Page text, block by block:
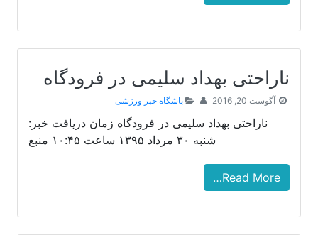
ناراحتی بهداد سلیمی در فرودگاه
آگوست 20, 2016 باشگاه خبر ورزشی
ناراحتی بهداد سلیمی در فرودگاه زمان دریافت خبر:
شنبه ۳۰ مرداد ۱۳۹۵ ساعت ۱۰:۴۵ منبع
Read More…